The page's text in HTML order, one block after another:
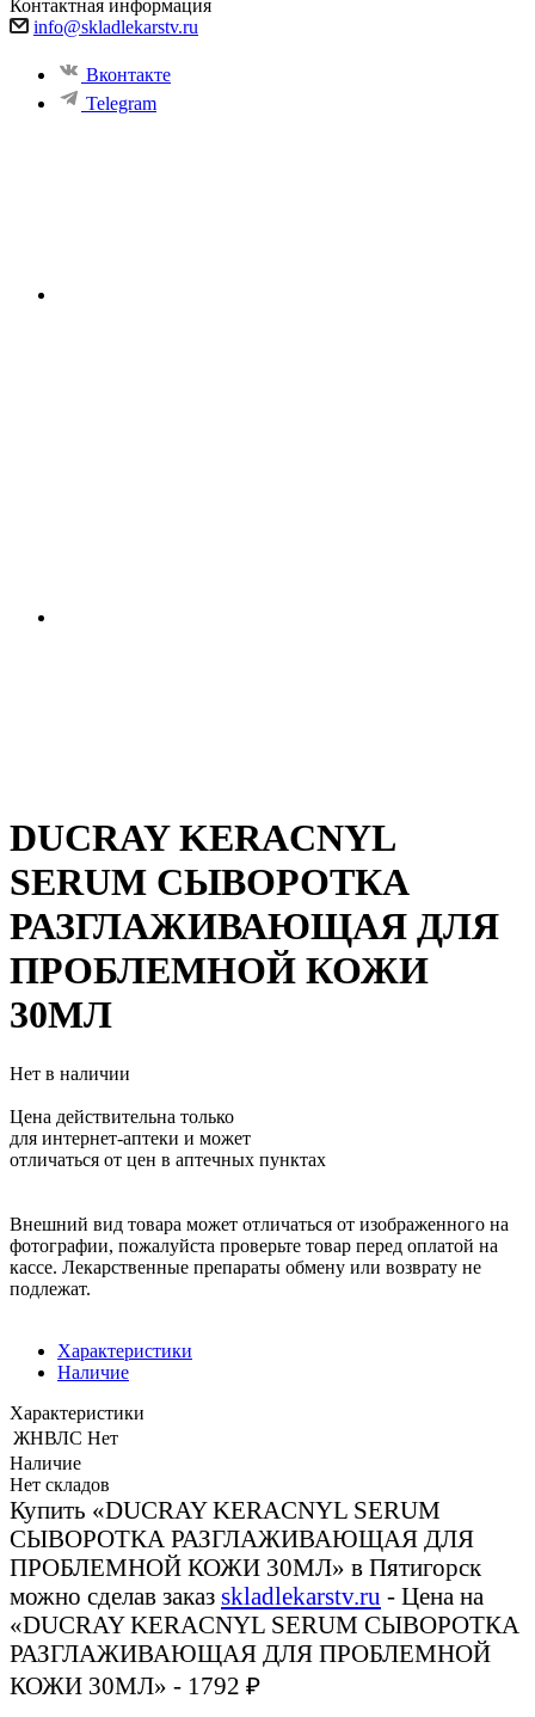
Контактная информация
info@skladlekarstv.ru
Вконтакте
Telegram
DUCRAY KERACNYL
SERUM СЫВОРОТКА
РАЗГЛАЖИВАЮЩАЯ ДЛЯ
ПРОБЛЕМНОЙ КОЖИ
30МЛ
Нет в наличии
Цена действительна только
для интернет-аптеки и может
отличаться от цен в аптечных пунктах
Внешний вид товара может отличаться от изображенного на
фотографии, пожалуйста проверьте товар перед оплатой на
кассе. Лекарственные препараты обмену или возврату не
подлежат.
Характеристики
Наличие
Характеристики
ЖНВЛС Нет
Наличие
Нет складов
Купить «DUCRAY KERACNYL SERUM
СЫВОРОТКА РАЗГЛАЖИВАЮЩАЯ ДЛЯ
ПРОБЛЕМНОЙ КОЖИ 30МЛ» в Пятигорск
можно сделав заказ skladlekarstv.ru - Цена на
«DUCRAY KERACNYL SERUM СЫВОРОТКА
РАЗГЛАЖИВАЮЩАЯ ДЛЯ ПРОБЛЕМНОЙ
КОЖИ 30МЛ» - 1792 ₽